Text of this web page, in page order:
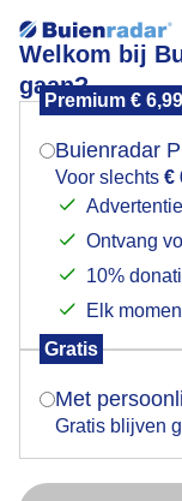
Welkom bij
gaan?
Premium €
Buienradar
Voor slechts €
Ontvang
10%
Elk
Gratis
Met
Gratis blijven
Pauzeplek
Mogen we
Indien je hier
verschijnt er
Is